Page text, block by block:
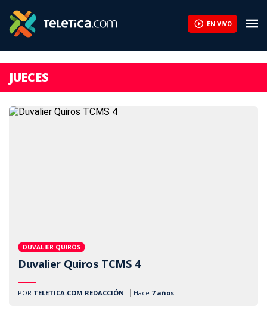
EN VIVO
JUECES
DUVALIER QUIRÓS
Duvalier Quiros TCMS 4
Hace 7 años
POR TELETICA.COM REDACCIÓN